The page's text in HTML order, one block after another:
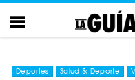
Deportes Salud & Deporte